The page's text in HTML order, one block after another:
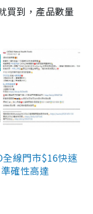
買到，產品數量
全線門市$16快速
確性高達